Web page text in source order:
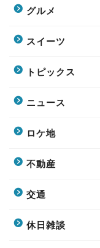
グルメ
スイーツ
トピックス
ニュース
ロケ地
不動産
交通
休日雑談